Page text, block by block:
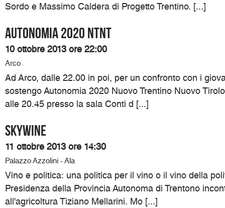
Sordo e Massimo Caldera di Progetto Trentino. [...]
Autonomia 2020 NTNT
10 ottobre 2013 ore 22:00
Arco
Ad Arco, dalle 22.00 in poi, per un confronto con i
sostengo Autonomia 2020 Nuovo Trentino Nuovo
alle 20.45 presso la sala Conti d [...]
SKYWINE
11 ottobre 2013 ore 14:30
Palazzo Azzolini - Ala
Vino e politica: una politica per il vino o il vino della
Presidenza della Provincia Autonoma di Trentono
all'agricoltura Tiziano Mellarini. Mo [...]